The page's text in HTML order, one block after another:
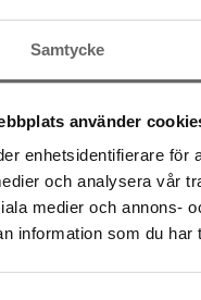
Samtycke
använder
enhetsidentifierare för
och analysera vår
medier och annons-
information som du
–
– Treffen
mit
und einem
Zwei-
wo
zubereitet wird.